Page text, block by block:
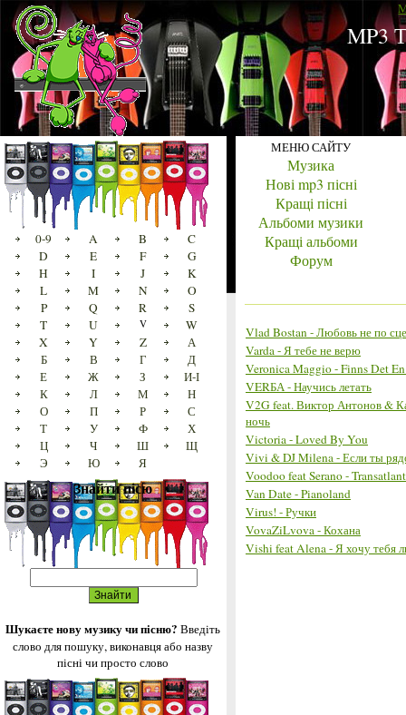
MP3
0-9 A B
C
D
E F
G
H
I J
K
L
M N
O
P
Q R
S
T
U V
W
X
Y Z
А
Б
В Г
Д
Е
Ж З
И-І
К
Л М
Н
О
П Р
С
Т
У Ф
Х
Ц
Ч Ш
Щ
Э
Ю Я
Знайти пісю
Шукаєте нову музику чи пісню? Введіть
слово для пошуку, виконавця або назву
пісні чи просто слово
МЕНЮ САЙТУ
Музика
Нові mp3 пісні
Кращі пісні
Альбоми музики
Кращі альбоми
Форум
Vlad Bostan - Любовь не по
Varda - Я тебе не верю
Veronica Maggio - Finns Det
VERБА - Научись летать
V2G feat. Виктор Антонов &
ночь
Victoria - Loved By You
Vivi & DJ Milena - Если ты
Voodoo feat Serano -
Van Date - Pianoland
Virus! - Ручки
VovaZiLvova - Кохана
Vishi feat Alena - Я хочу тебя